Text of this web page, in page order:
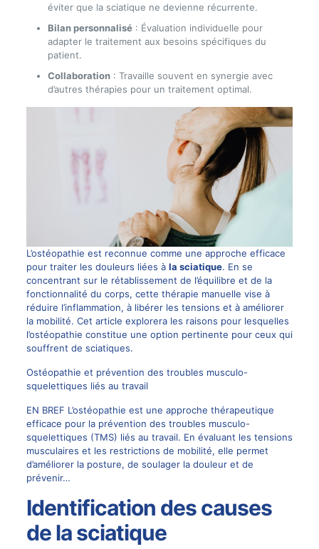
éviter que la sciatique ne devienne récurrente.
Bilan personnalisé: Évaluation individuelle pour
adapter le traitement aux besoins spécifiques du
patient.
Collaboration: Travaille souvent en synergie avec
d’autres thérapies pour un traitement optimal.
L’ostéopathie est reconnue comme une approche efficace
pour traiter les douleurs liées à la sciatique. En se
concentrant sur le rétablissement de l’équilibre et de la
fonctionnalité du corps, cette thérapie manuelle vise à
réduire l’inflammation, à libérer les tensions et à améliorer
la mobilité. Cet article explorera les raisons pour lesquelles
l’ostéopathie constitue une option pertinente pour ceux qui
souffrent de sciatiques.
Ostéopathie et prévention des troubles musculo-
squelettiques liés au travail
EN BREF L’ostéopathie est une approche thérapeutique
efficace pour la prévention des troubles musculo-
squelettiques (TMS) liés au travail. En évaluant les tensions
musculaires et les restrictions de mobilité, elle permet
d’améliorer la posture, de soulager la douleur et de
prévenir…
Identification des causes
de la sciatique